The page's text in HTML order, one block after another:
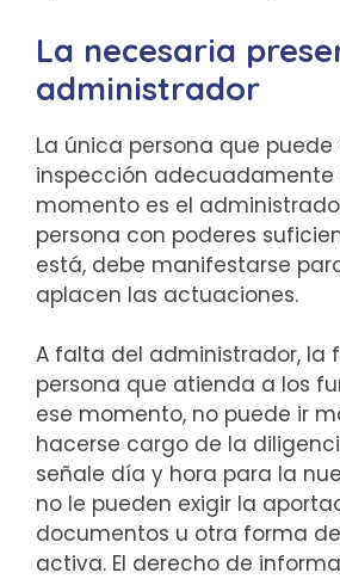
La necesaria
administrador
La única persona que
inspección adecuadamente
momento es el
persona con poderes
está, debe manifestarse
aplacen las actuaciones.
A falta del administrador, la
persona que atienda a los
ese momento, no puede ir
hacerse cargo de la
señale día y hora para la
no le pueden exigir la
documentos u otra forma
activa. El derecho de